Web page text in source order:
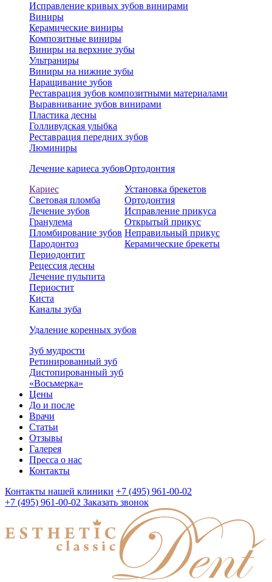
Исправление кривых зубов винирами
Виниры
Керамические виниры
Композитные виниры
Виниры на верхние зубы
Ультраниры
Виниры на нижние зубы
Наращивание зубов
Реставрация зубов композитными материалами
Выравнивание зубов винирами
Пластика десны
Голливудская улыбка
Реставрация передних зубов
Люминиры
Лечение кариеса зубов
Кариес
Световая пломба
Лечение зубов
Гранулема
Пломбирование зубов
Пародонтоз
Периодонтит
Рецессия десны
Лечение пульпита
Периостит
Киста
Каналы зуба
Ортодонтия
Установка брекетов
Ортодонтия
Исправление прикуса
Открытый прикус
Неправильный прикус
Керамические брекеты
Удаление коренных зубов
Зуб мудрости
Ретинированный зуб
Дистопированный зуб
«Восьмерка»
Цены
До и после
Врачи
Статьи
Отзывы
Галерея
Пресса о нас
Контакты
Контакты нашей клиники +7 (495) 961-00-02
+7 (495) 961-00-02 Заказать звонок